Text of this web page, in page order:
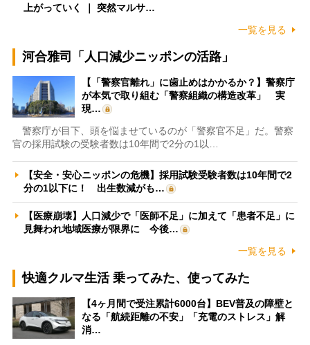
上がっていく ｜ 突然マルサ…
一覧を見る
河合雅司「人口減少ニッポンの活路」
【「警察官離れ」に歯止めはかかるか？】警察庁
が本気で取り組む「警察組織の構造改革」 実
現…
警察庁が目下、頭を悩ませているのが「警察官不足」だ。警察
官の採用試験の受験者数は10年間で2分の1以…
【安全・安心ニッポンの危機】採用試験受験者数は10年間で2
分の1以下に！ 出生数減がも…
【医療崩壊】人口減少で「医師不足」に加えて「患者不足」に
見舞われ地域医療が限界に 今後…
一覧を見る
快適クルマ生活 乗ってみた、使ってみた
【4ヶ月間で受注累計6000台】BEV普及の障壁と
なる「航続距離の不安」「充電のストレス」解
消…